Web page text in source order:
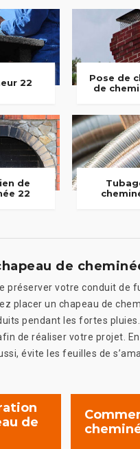
22
Pose de
de
de
22
de
préserver votre conduit de
placer un chapeau de
pendant les fortes
de réaliser votre projet.
évite les feuilles de
de